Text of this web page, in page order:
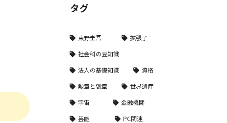
タグ
東野圭吾
拡張子
社会科の豆知識
法人の基礎知識
資格
勲章と褒章
世界遺産
宇宙
金融機関
芸能
PC関連